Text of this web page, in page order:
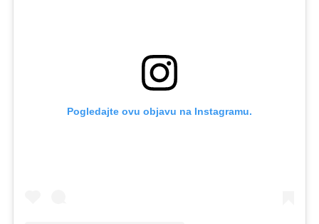
Pogledajte ovu objavu na Instagramu.